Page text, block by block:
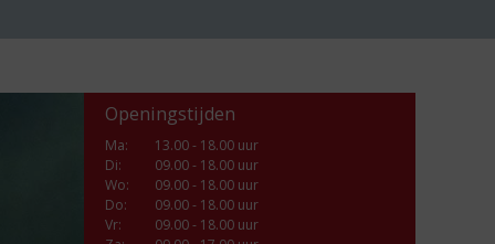
Openingstijden
Ma:
13.00 - 18.00 uur
Di:
09.00 - 18.00 uur
Wo:
09.00 - 18.00 uur
Do:
09.00 - 18.00 uur
Vr:
09.00 - 18.00 uur